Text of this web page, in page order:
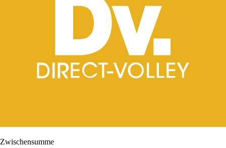
Zwischensumme